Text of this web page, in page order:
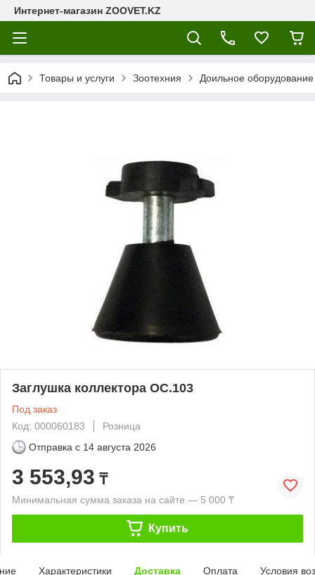
Интернет-магазин ZOOVET.KZ
Товары и услуги Зоотехния Доильное оборудование
Заглушка коллектора ОС.103
Под заказ
Код: 000060183
Розница
Отправка с 14 августа 2026
3 553,93 ₸
Минимальная сумма заказа на сайте — 5 000 ₸
Купить
Характеристики Доставка Оплата Условия